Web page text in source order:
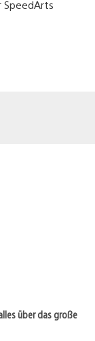
SpeedArts
über das große